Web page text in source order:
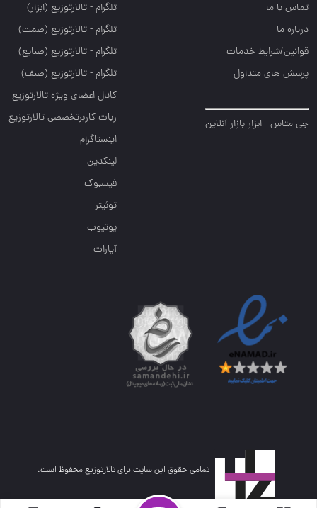
تماس با ما
درباره ما
قوانین/شرایط خدمات
پرسش های متداول
جی متاس - ابزار بازار آنلاین
تلگرام - تالارتوزيع (ابزار)
تلگرام - تالارتوزيع (صمت)
تلگرام - تالارتوزيع (صنايع)
تلگرام - تالارتوزیع (صنف)
کانال اعضای ویژه تالارتوزیع
ربات کاربرتخصصی تالارتوزیع
اینستاگرام
لینکدین
فیسبوک
توئیتر
یوتیوب
آپارات
تمامی حقوق این سایت برای تالارتوزیع محفوظ است.